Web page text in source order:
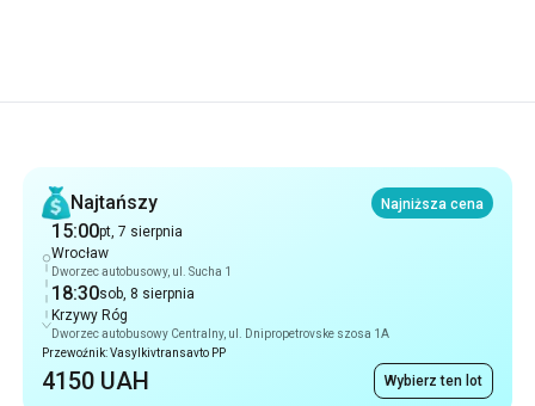
15:00pt, 7 sierpnia
sob, 8 sierpnia
Krzywy Róg
Dworzec autobusowy Centralny, ul. Dnipropetrovske szosa 1A
Przewoźnik: Vasylkivtransavto PP
4150 UAH
Najszybszy
15:00 pt, 7 sierpnia